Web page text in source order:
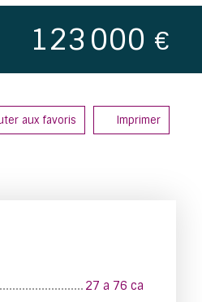
123 000 €
aux favoris Imprimer
27 a 76 ca